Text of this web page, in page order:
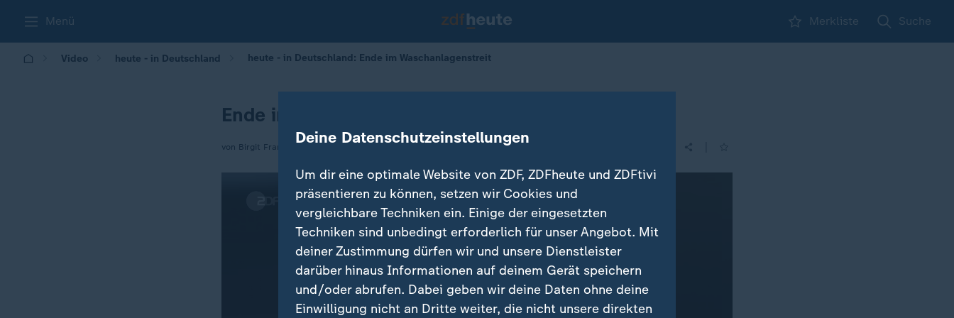
Menü Merkliste Suche
Video heute - in Deutschland heute - in Deutschland: Ende im Waschanlagenstreit
Ende im Waschanlagenstreit
von Birgit Franke Deine Datenschutzeinstellungen
Um dir eine optimale Website von ZDF, ZDFheute und ZDFtivi
präsentieren zu können, setzen wir Cookies und
vergleichbare Techniken ein. Einige der eingesetzten
Techniken sind unbedingt erforderlich für unser Angebot. Mit
deiner Zustimmung dürfen wir und unsere Dienstleister
darüber hinaus Informationen auf deinem Gerät speichern
und/oder abrufen. Dabei geben wir deine Daten ohne deine
Einwilligung nicht an Dritte weiter, die nicht unsere direkten